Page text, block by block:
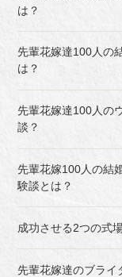
は？
先輩花嫁達100人の
は？
先輩花嫁達100人の
談？
先輩花嫁100人の結
験談とは？
成功させる2つの式
先輩花嫁達のブライ